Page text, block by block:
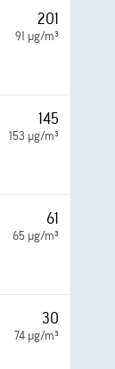
201
91 µg/m³
145
153 µg/m³
61
65 µg/m³
30
74 µg/m³